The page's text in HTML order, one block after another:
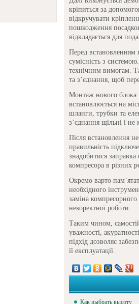
кріпиться за
відкручувати
пошкодження
відкладається для
Перед встановленням
сумісність з
технічним вимогам.
та з’єднання, щоб
Монтаж нового блока
встановлюється на
шланги, трубки та
з’єднання щільні і
Після встановлення
правильність
знадобитися
компресора в різних
Окремо варто
необхідного
заміна
некоректної роботи.
Таким чином,
уважності,
підхід дозволяє
її експлуатації.
Как выбрать высоту